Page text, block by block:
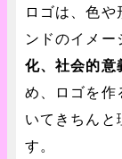
ロゴは、色
ンドのイメー
化、社会的意
め、ロゴを作
いてきちんと
す。